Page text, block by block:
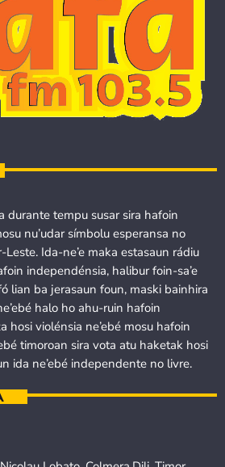
durante tempu susar sira hafoin
nu’udar símbolu esperansa no
Ida-ne’e maka estasaun rádiu
independénsia, halibur foin-sa’e
lian ba jerasaun foun, maski bainhira
halo ho ahu-ruin hafoin
hosi violénsia ne’ebé mosu hafoin
timoroan sira vota atu haketak hosi
ida ne’ebé independente no livre.